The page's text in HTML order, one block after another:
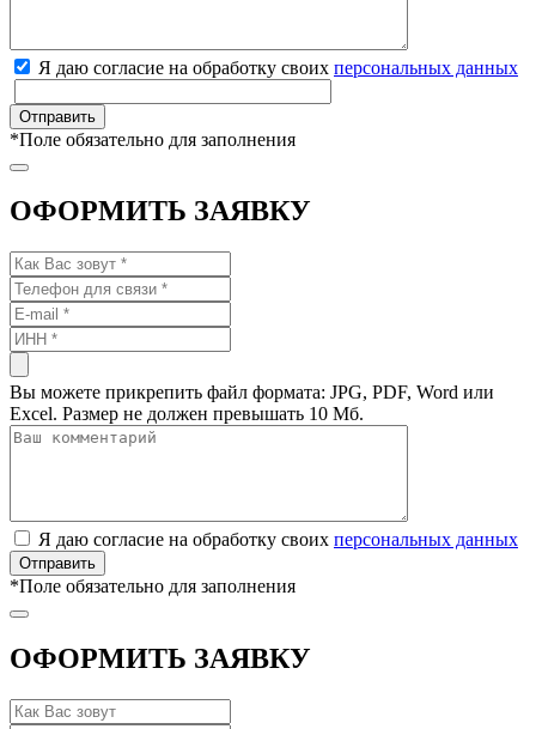
Я даю согласие на обработку своих персональных данных
*Поле обязательно для заполнения
ОФОРМИТЬ ЗАЯВКУ
Вы можете прикрепить файл формата: JPG, PDF, Word или
Excel. Размер не должен превышать 10 Мб.
Я даю согласие на обработку своих персональных данных
*Поле обязательно для заполнения
ОФОРМИТЬ ЗАЯВКУ